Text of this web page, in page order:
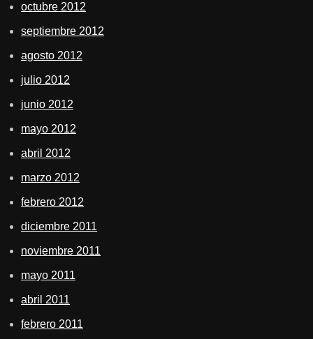
octubre 2012
septiembre 2012
agosto 2012
julio 2012
junio 2012
mayo 2012
abril 2012
marzo 2012
febrero 2012
diciembre 2011
noviembre 2011
mayo 2011
abril 2011
febrero 2011